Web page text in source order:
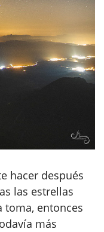
hacer después
las estrellas
toma, entonces
más